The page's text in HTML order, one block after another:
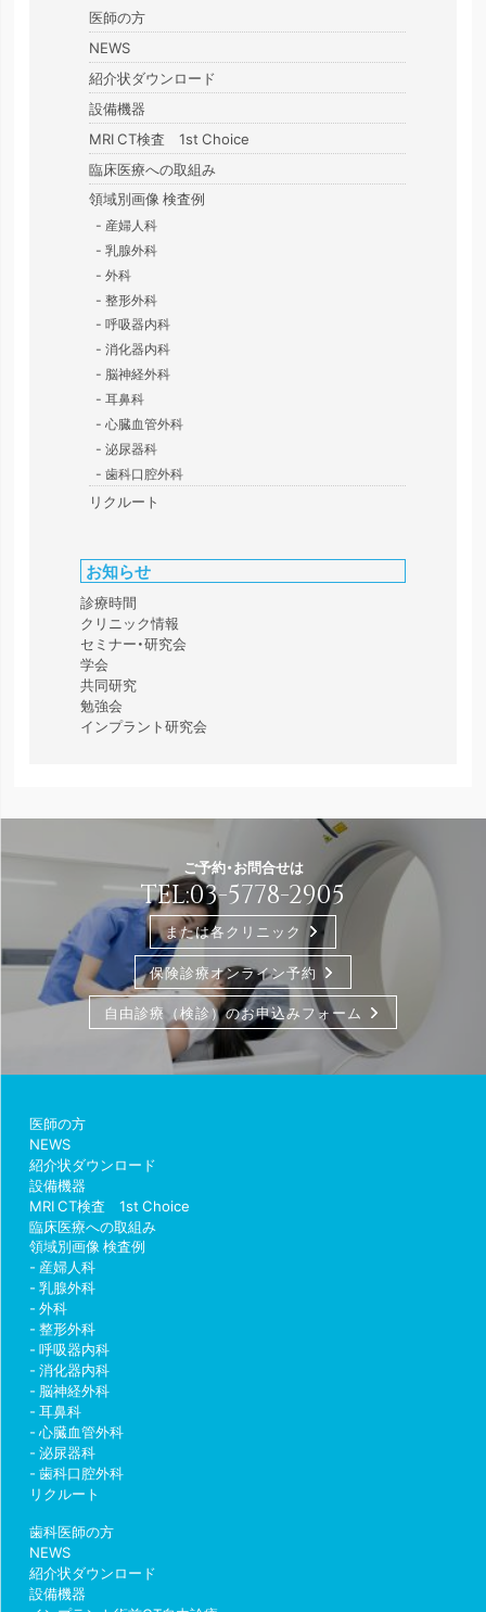
医師の方
NEWS
紹介状ダウンロード
設備機器
MRI CT検査 1st Choice
臨床医療への取組み
領域別画像 検査例
産婦人科
乳腺外科
外科
整形外科
呼吸器内科
消化器内科
脳神経外科
耳鼻科
心臓血管外科
泌尿器科
歯科口腔外科
リクルート
お知らせ
診療時間
クリニック情報
セミナー・研究会
学会
共同研究
勉強会
インプラント研究会
ご予約・お問合せは
TEL:03-5778-2905
または各クリニック
保険診療オンライン予約
自由診療（検診）のお申込みフォーム
医師の方
NEWS
紹介状ダウンロード
設備機器
MRI CT検査 1st Choice
臨床医療への取組み
領域別画像 検査例
産婦人科
乳腺外科
外科
整形外科
呼吸器内科
消化器内科
脳神経外科
耳鼻科
心臓血管外科
泌尿器科
歯科口腔外科
リクルート
歯科医師の方
NEWS
紹介状ダウンロード
設備機器